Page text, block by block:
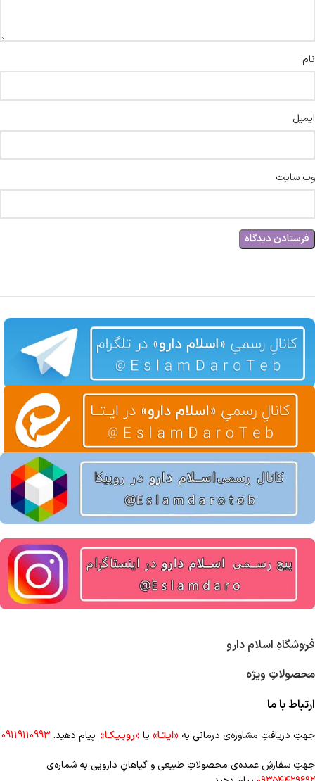
نام
ایمیل
وب‌ سایت
فروشگاهِ اسلام دارو
محصولاتِ ویژه
ارتباط با ما
جهتِ دریافتِ مشاوره‌ی درمانی به «ایـتـا» یا «روبـیـکـا» پیام دهید. 09119110993
جهتِ سفارشِ عمده‌‌ی محصولاتِ طبیعی و گیاهانِ دارویی به شماره‌ی